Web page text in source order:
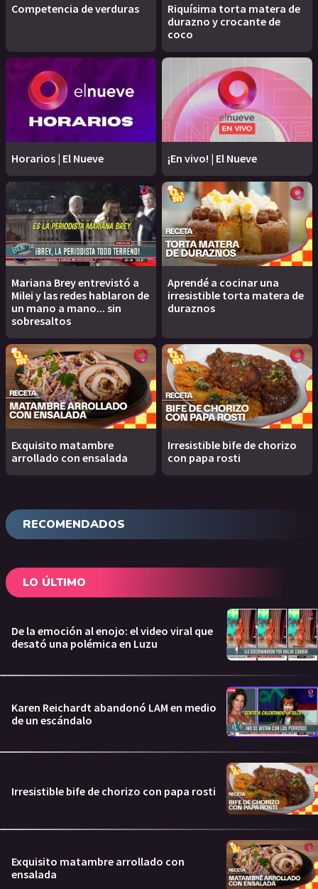
Competencia de verduras
Riquísima torta matera de
durazno y crocante de
coco
Horarios | El Nueve ¡En vivo! | El Nueve
Mariana Brey entrevistó a
Milei y las redes hablaron de
un mano a mano... sin
sobresaltos
Aprendé a cocinar una
irresistible torta matera de
duraznos
Exquisito matambre
arrollado con ensalada
Irresistible bife de chorizo
con papa rosti
RECOMENDADOS
LO ÚLTIMO
De la emoción al enojo: el video viral que
desató una polémica en Luzu
Karen Reichardt abandonó LAM en medio
de un escándalo
Irresistible bife de chorizo con papa rosti
Exquisito matambre arrollado con
ensalada